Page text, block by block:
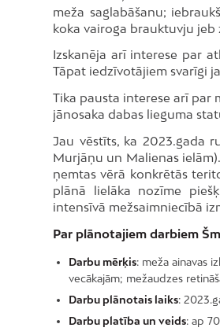
meža saglabāšanu;
koka vairoga brauktuvju
Izskanēja arī interese par
Tāpat iedzīvotājiem svarīgi
Tika pausta interese arī par
jānosaka dabas lieguma
Jau vēstīts, ka 2023.gada
Murjāņu un Malienas
ņemtas vērā konkrētās
plānā lielāka nozīme
intensīvā mežsaimniecībā
Par plānotajiem darbiem
Darbu mērķis: meža ainavas
vecākajām; mežaudzes
Darbu plānotais laiks:
Darbu platība un veids: ap